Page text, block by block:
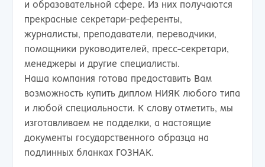
и образовательной сфере. Из них получаются
прекрасные секретари-референты,
журналисты, преподаватели, переводчики,
помощники руководителей, пресс-секретари,
менеджеры и другие специалисты.
Наша компания готова предоставить Вам
возможность купить диплом НИЯК любого типа
и любой специальности. К слову отметить, мы
изготавливаем не подделки, а настоящие
документы государственного образца на
подлинных бланках ГОЗНАК.